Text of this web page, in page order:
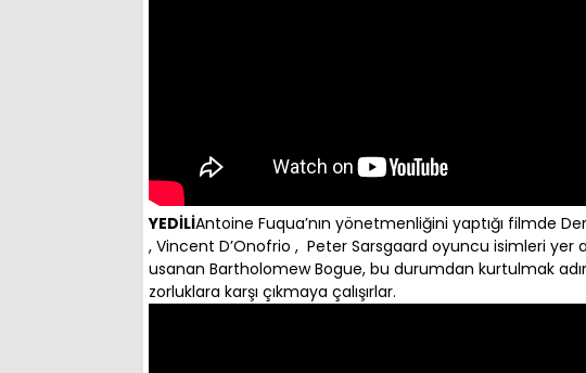
YEDİLİAntoine Fuqua’nın yönetmenliğini yaptığı filmde
, Vincent D’Onofrio , Peter Sarsgaard oyuncu isimleri yer
usanan Bartholomew Bogue, bu durumdan kurtulmak
zorluklara karşı çıkmaya çalışırlar.